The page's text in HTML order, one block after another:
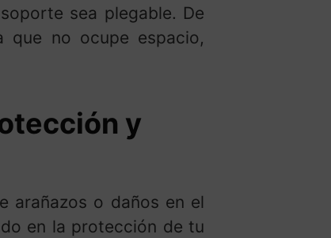
sea plegable. De
que no ocupe espacio,
y
arañazos o daños en el
en la protección de tu